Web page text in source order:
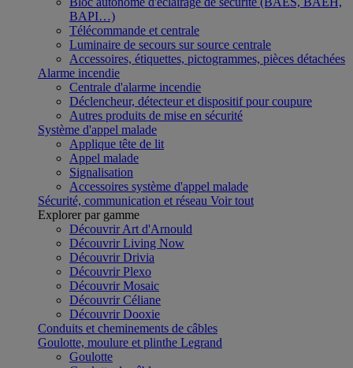
BAPI…)
Télécommande et centrale
Luminaire de secours sur source centrale
Accessoires, étiquettes, pictogrammes, pièces détachées
Alarme incendie
Centrale d'alarme incendie
Déclencheur, détecteur et dispositif pour coupure
Autres produits de mise en sécurité
Système d'appel malade
Applique tête de lit
Appel malade
Signalisation
Accessoires système d'appel malade
Sécurité, communication et réseau Voir tout
Explorer par gamme
Découvrir Art d'Arnould
Découvrir Living Now
Découvrir Drivia
Découvrir Plexo
Découvrir Mosaic
Découvrir Céliane
Découvrir Dooxie
Conduits et cheminements de câbles
Goulotte, moulure et plinthe Legrand
Goulotte